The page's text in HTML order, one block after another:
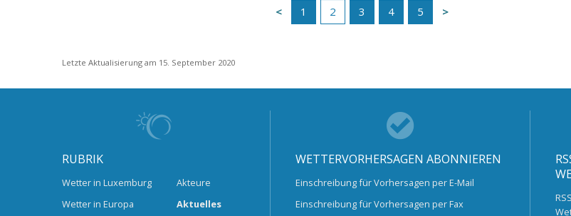
1 2 3 4 5
Letzte Aktualisierung am 15. September 2020
RUBRIK
Wetter in Luxemburg
Wetter in Europa
Akteure
Aktuelles
WETTERVORHERSAGEN ABONNIEREN
Einschreibung für Vorhersagen per E-Mail
Einschreibung für Vorhersagen per Fax